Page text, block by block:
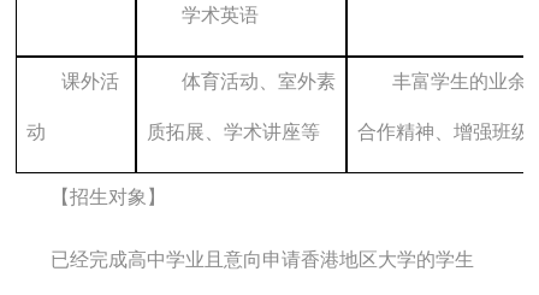
学术英语
课外活
动
体育活动、室外素
质拓展、 学术讲座等
丰富学生的业余
合作精神、增强班级
【招生对象】
已经完成高中学业且意向申请香港地区大学的学生